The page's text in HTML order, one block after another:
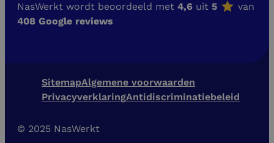
NasWerkt wordt beoordeeld met 4,6 uit 5
van
408 Google reviews
SitemapAlgemene voorwaarden
PrivacyverklaringAntidiscriminatiebeleid
© 2025 NasWerkt